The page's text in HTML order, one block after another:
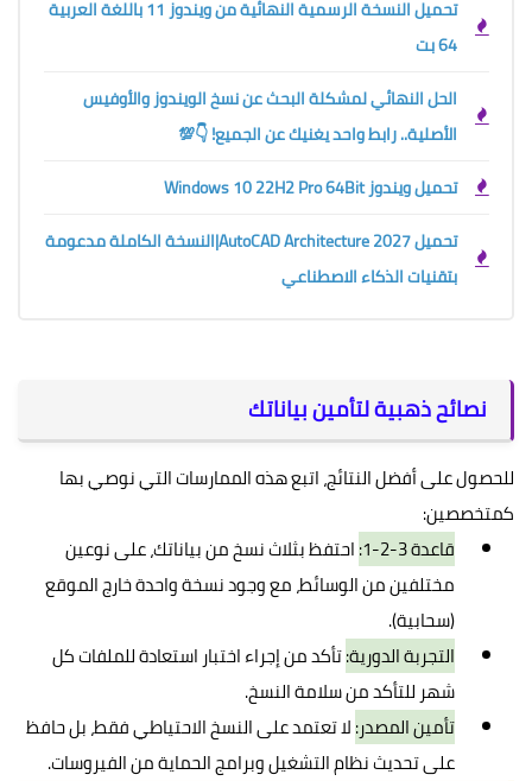
تحميل النسخة الرسمية النهائية من ويندوز 11 باللغة العربية
64 بت
الحل النهائي لمشكلة البحث عن نسخ الويندوز والأوفيس
الأصلية.. رابط واحد يغنيك عن الجميع! 👇💯
تحميل ويندوز Windows 10 22H2 Pro 64Bit
تحميل AutoCAD Architecture 2027|النسخة الكاملة مدعومة
بتقنيات الذكاء الاصطناعي
نصائح ذهبية لتأمين بياناتك
للحصول على أفضل النتائج، اتبع هذه الممارسات التي نوصي بها
كمتخصصين:
قاعدة 3-2-1:
احتفظ بثلاث نسخ من بياناتك، على نوعين
مختلفين من الوسائط، مع وجود نسخة واحدة خارج الموقع
(سحابية).
التجربة الدورية:تأكد من إجراء اختبار استعادة للملفات كل
شهر للتأكد من سلامة النسخ.
تأمين المصدر:لا تعتمد على النسخ الاحتياطي فقط، بل حافظ
على تحديث نظام التشغيل وبرامج الحماية من الفيروسات.